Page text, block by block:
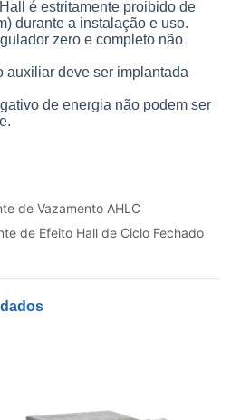
de Vazamento AHLC
de Efeito Hall de Ciclo Fechado